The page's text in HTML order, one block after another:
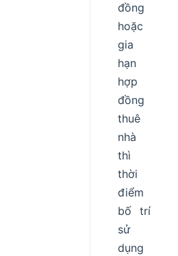
đồng
hoặc
gia
hạn
hợp
đồng
thuê
nhà
thì
thời
điểm
bố trí
sử
dụng